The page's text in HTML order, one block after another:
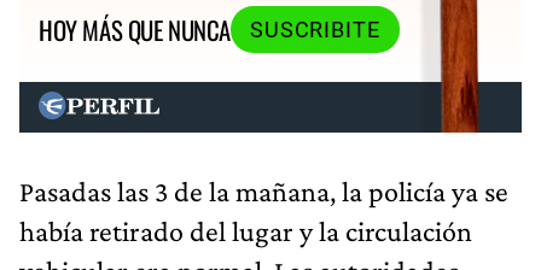
HOY MÁS QUE NUNCA
SUSCRIBITE
Pasadas las 3 de la mañana, la policía ya se
había retirado del lugar y la circulación